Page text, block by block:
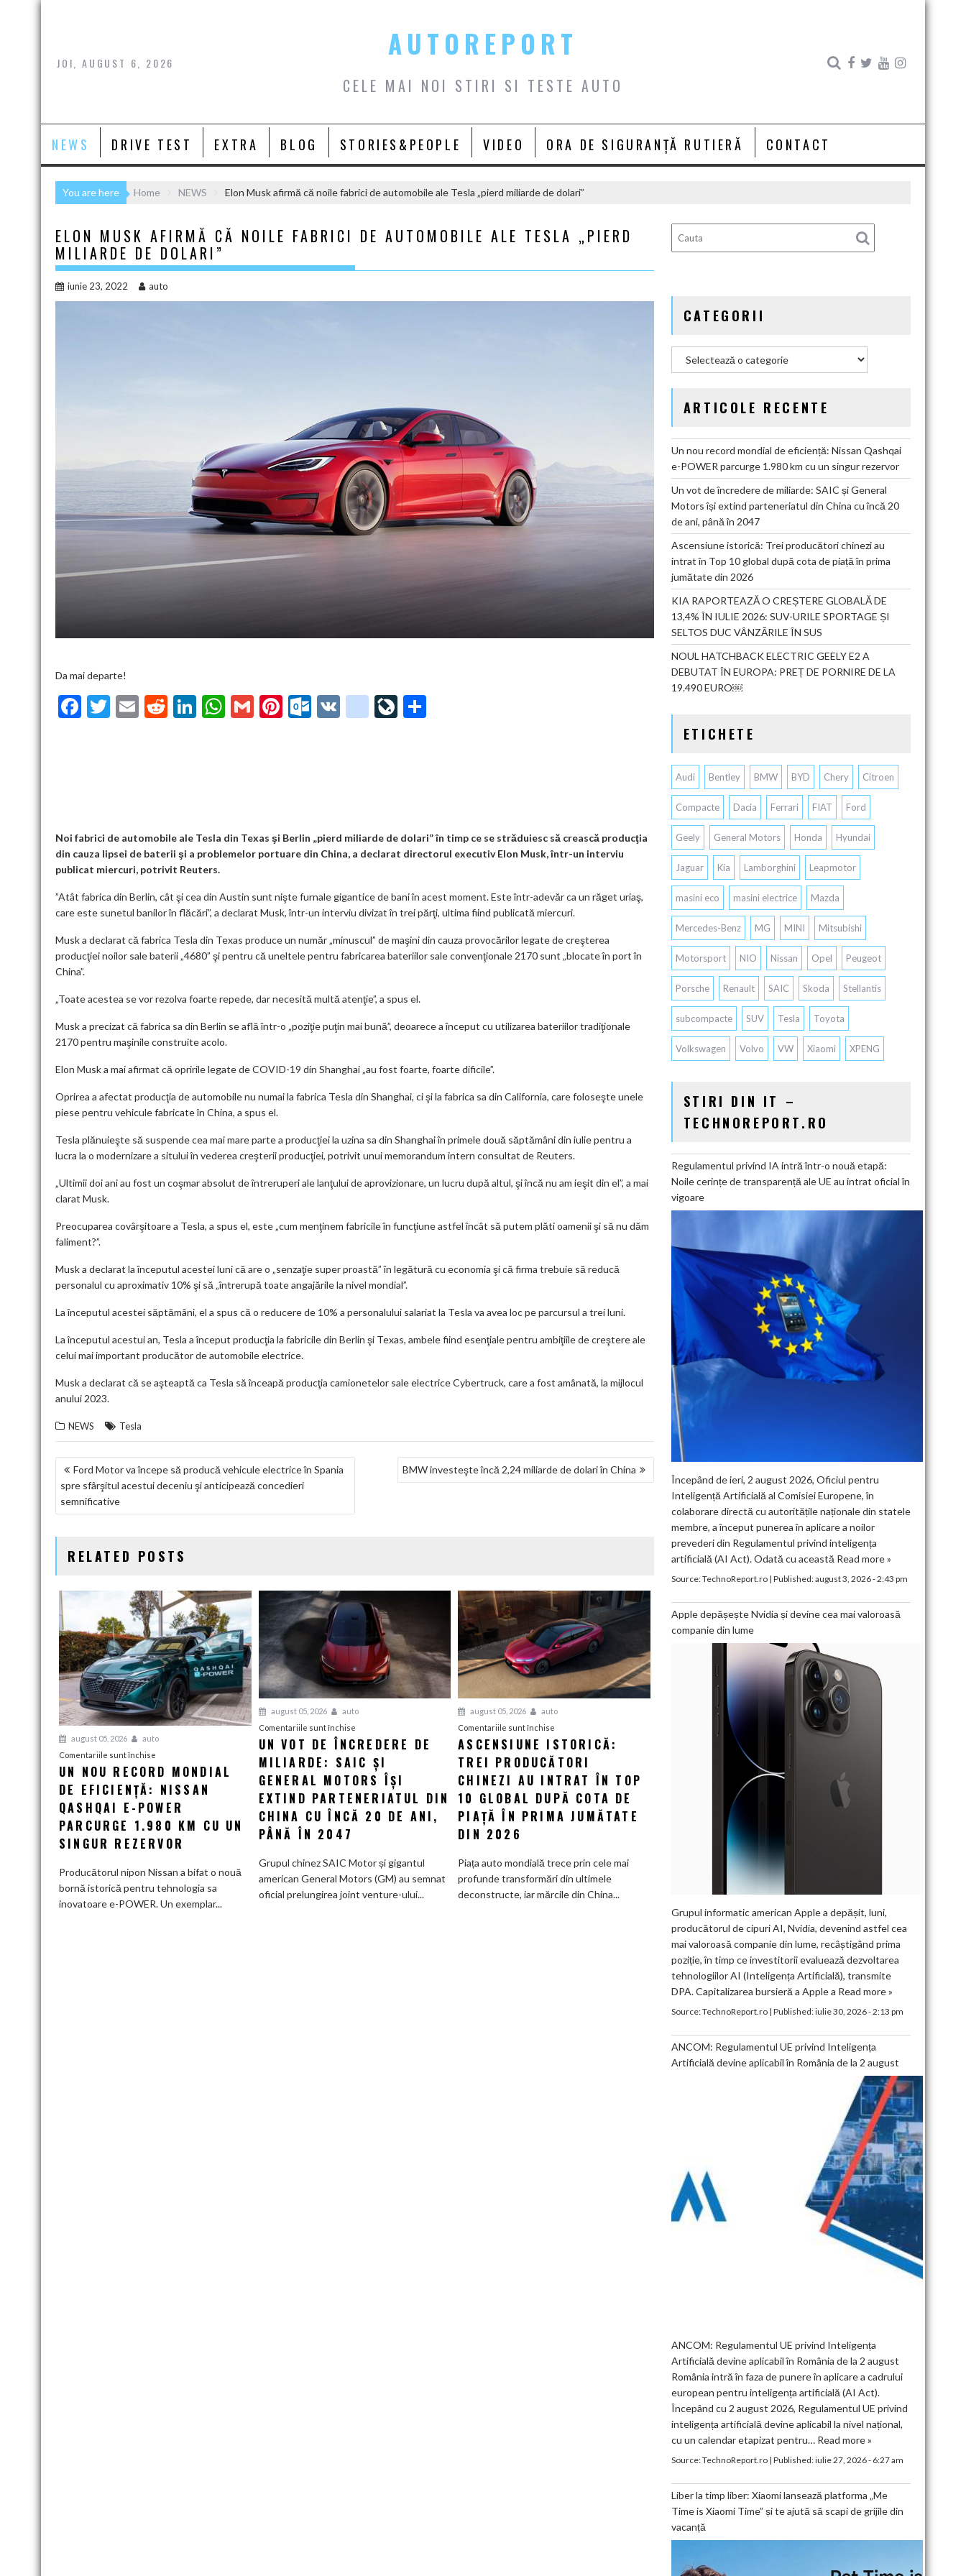
Skip
JOI, AUGUST 6, 2026
AUTOREPORT
CELE MAI NOI STIRI SI TESTE AUTO
NEWS DRIVE TEST EXTRA BLOG STORIES&PEOPLE VIDEO ORA DE SIGURANȚĂ RUTIERĂ CONTACT
You are here Home NEWS Elon Musk afirmă că noile fabrici de automobile ale Tesla „pierd miliarde de dolari”
ELON MUSK AFIRMĂ CĂ NOILE FABRICI DE AUTOMOBILE ALE TESLA „PIERD
MILIARDE DE DOLARI”
iunie 23, 2022 auto
Da mai departe!
F
k
T
E
R
Li W
p
G
Pi O
m
V
g
o
o
k
m
ar
ks
Li
Noi fabrici de automobile ale Tesla din Texas şi Berlin „pierd miliarde de dolari” în timp ce se străduiesc să crească producţia
din cauza lipsei de baterii şi a problemelor portuare din China, a declarat directorul executiv Elon Musk, într-un interviu
publicat miercuri, potrivit Reuters.
”Atât fabrica din Berlin, cât şi cea din Austin sunt nişte furnale gigantice de bani în acest moment. Este într-adevăr ca un răget uriaş,
care este sunetul banilor în flăcări”, a declarat Musk, într-un interviu divizat în trei părţi, ultima fiind publicată miercuri.
Musk a declarat că fabrica Tesla din Texas produce un număr „minuscul” de maşini din cauza provocărilor legate de creşterea
producţiei noilor sale baterii „4680” şi pentru că uneltele pentru fabricarea bateriilor sale convenţionale 2170 sunt „blocate în port în
China”.
„Toate acestea se vor rezolva foarte repede, dar necesită multă atenţie”, a spus el.
Musk a precizat că fabrica sa din Berlin se află într-o „poziţie puţin mai bună”, deoarece a început cu utilizarea bateriilor tradiţionale
2170 pentru maşinile construite acolo.
Elon Musk a mai afirmat că opririle legate de COVID-19 din Shanghai „au fost foarte, foarte dificile”.
Oprirea a afectat producţia de automobile nu numai la fabrica Tesla din Shanghai, ci şi la fabrica sa din California, care foloseşte unele
piese pentru vehicule fabricate în China, a spus el.
Tesla plănuieşte să suspende cea mai mare parte a producţiei la uzina sa din Shanghai în primele două săptămâni din iulie pentru a
lucra la o modernizare a sitului în vederea creşterii producţiei, potrivit unui memorandum intern consultat de Reuters.
„Ultimii doi ani au fost un coşmar absolut de întreruperi ale lanţului de aprovizionare, un lucru după altul, şi încă nu am ieşit din el”, a mai
clarat Musk.
Preocuparea covârşitoare a Tesla, a spus el, este „cum menţinem fabricile în funcţiune astfel încât să putem plăti oamenii şi să nu dăm
faliment?”.
Musk a declarat la începutul acestei luni că are o „senzaţie super proastă” în legătură cu economia şi că firma trebuie să reducă
personalul cu aproximativ 10% şi să „întrerupă toate angajările la nivel mondial”.
La începutul acestei săptămâni, el a spus că o reducere de 10% a personalului salariat la Tesla va avea loc pe parcursul a trei luni.
La începutul acestui an, Tesla a început producţia la fabricile din Berlin şi Texas, ambele fiind esenţiale pentru ambiţiile de creştere ale
celui mai important producător de automobile electrice.
Musk a declarat că se aşteaptă ca Tesla să înceapă producţia camionetelor sale electrice Cybertruck, care a fost amânată, la mijlocul
anului 2023.
NEWS Tesla
NAVIGARE
ÎN
ARTICOLE
Ford Motor va începe să producă vehicule electrice în Spania
spre sfârşitul acestui deceniu şi anticipează concedieri
semnificative
BMW investeşte încă 2,24 miliarde de dolari în China
RELATED POSTS
august 05, 2026
auto
Comentariile sunt închise
Un
nou
record
de
eficiență:
UN NOU RECORD MONDIAL
DE EFICIENȚĂ: NISSAN
QASHQAI E-POWER
PARCURGE 1.980 KM CU UN
SINGUR REZERVOR
Producătorul nipon Nissan a bifat o nouă
bornă istorică pentru tehnologia sa
inovatoare e-POWER. Un exemplar...
august 05, 2026
auto
Comentariile sunt închisepentru
Un
vot
de
încredere
de
miliarde:
General
Motors
își
UN VOT DE ÎNCREDERE DE
MILIARDE: SAIC ȘI
GENERAL MOTORS ÎȘI
EXTIND PARTENERIATUL DIN
CHINA CU ÎNCĂ 20 DE ANI,
PÂNĂ ÎN 2047
Grupul chinez SAIC Motor și gigantul
american General Motors (GM) au semnat
oficial prelungirea joint venture-ului...
august 05, 2026
auto
Comentariile sunt închise
Ascensiune
istorică:
Trei
producători
chinezi
au
Top
10
global
ASCENSIUNE ISTORICĂ:
TREI PRODUCĂTORI
CHINEZI AU INTRAT ÎN TOP
10 GLOBAL DUPĂ COTA DE
PIAȚĂ ÎN PRIMA JUMĂTATE
DIN 2026
Piața auto mondială trece prin cele mai
profunde transformări din ultimele
deconstructe, iar mărcile din China...
CATEGORII
ARTICOLE RECENTE
Un nou record mondial de eficiență: Nissan Qashqai
e-POWER parcurge 1.980 km cu un singur rezervor
Un vot de încredere de miliarde: SAIC și General
Motors își extind parteneriatul din China cu încă 20
de ani, până în 2047
Ascensiune istorică: Trei producători chinezi au
intrat în Top 10 global după cota de piață în prima
jumătate din 2026
KIA RAPORTEAZĂ O CREȘTERE GLOBALĂ DE
13,4% ÎN IULIE 2026: SUV-URILE SPORTAGE ȘI
SELTOS DUC VÂNZĂRILE ÎN SUS
NOUL HATCHBACK ELECTRIC GEELY E2 A
DEBUTAT ÎN EUROPA: PREȚ DE PORNIRE DE LA
19.490 EURO￼
ETICHETE
Audi Bentley BMW BYD Chery Citroen
Compacte Dacia Ferrari FIAT Ford
Geely General Motors Honda Hyundai
Jaguar Kia Lamborghini Leapmotor
masini eco masini electrice Mazda
Mercedes-Benz MG MINI Mitsubishi
Motorsport NIO Nissan Opel Peugeot
Porsche Renault SAIC Skoda Stellantis
subcompacte SUV Tesla Toyota
Volkswagen Volvo VW Xiaomi XPENG
STIRI DIN IT –
TECHNOREPORT.RO
Regulamentul privind IA intră într-o nouă etapă:
Noile cerințe de transparență ale UE au intrat oficial în
vigoare
Începând de ieri, 2 august 2026, Oficiul pentru
Inteligență Artificială al Comisiei Europene, în
colaborare directă cu autoritățile naționale din statele
membre, a început punerea în aplicare a noilor
prevederi din Regulamentul privind inteligența
artificială (AI Act). Odată cu această Read more »
Source:TechnoReport.ro| Published:august 3, 2026 - 2:43 pm
Apple depășește Nvidia și devine cea mai valoroasă
companie din lume
Grupul informatic american Apple a depășit, luni,
producătorul de cipuri AI, Nvidia, devenind astfel cea
mai valoroasă companie din lume, recâștigând prima
poziție, în timp ce investitorii evaluează dezvoltarea
tehnologiilor AI (Inteligența Artificială), transmite
DPA. Capitalizarea bursieră a Apple a Read more »
Source:TechnoReport.ro| Published:iulie 30, 2026 - 2:13 pm
ANCOM: Regulamentul UE privind Inteligența
Artificială devine aplicabil în România de la 2 august
ANCOM: Regulamentul UE privind Inteligența
Artificială devine aplicabil în România de la 2 august
România intră în faza de punere în aplicare a cadrului
european pentru inteligența artificială (AI Act).
Începând cu 2 august 2026, Regulamentul UE privind
inteligența artificială devine aplicabil la nivel național,
cu un calendar etapizat pentru… Read more »
Source:TechnoReport.ro| Published:iulie 27, 2026 - 6:27 am
Liber la timp liber: Xiaomi lansează platforma „Me
Time is Xiaomi Time” și te ajută să scapi de grijile din
vacanță